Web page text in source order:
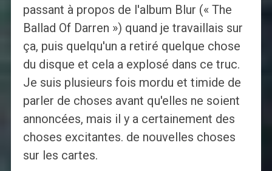
passant à propos de l'album Blur (« The
Ballad Of Darren ») quand je travaillais sur
ça, puis quelqu'un a retiré quelque chose
du disque et cela a explosé dans ce truc.
Je suis plusieurs fois mordu et timide de
parler de choses avant qu'elles ne soient
annoncées, mais il y a certainement des
choses excitantes. de nouvelles choses
sur les cartes.